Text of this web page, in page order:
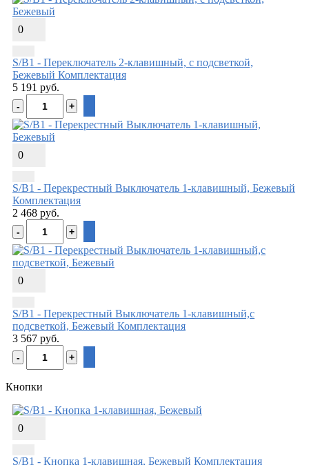
0
S/B1 - Переключатель 2-клавишный, с подсветкой,
Бежевый Комплектация
5 191 руб.
0
S/B1 - Перекрестный Выключатель 1-клавишный, Бежевый
Комплектация
2 468 руб.
0
S/B1 - Перекрестный Выключатель 1-клавишный,с
подсветкой, Бежевый Комплектация
3 567 руб.
Кнопки
0
S/B1 - Кнопка 1-клавишная, Бежевый Комплектация